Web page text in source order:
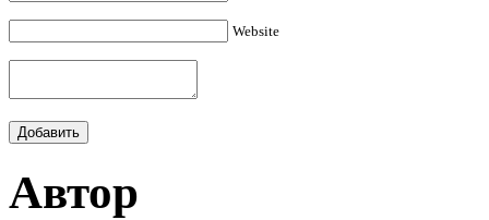
Website
Автор